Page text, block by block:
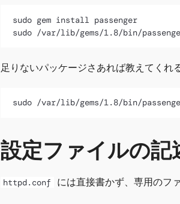
sudo gem install passenger
足りないパッケージさあれば教えてくれ
設定ファイルの記
httpd.conf には直接書かず、専用のフ